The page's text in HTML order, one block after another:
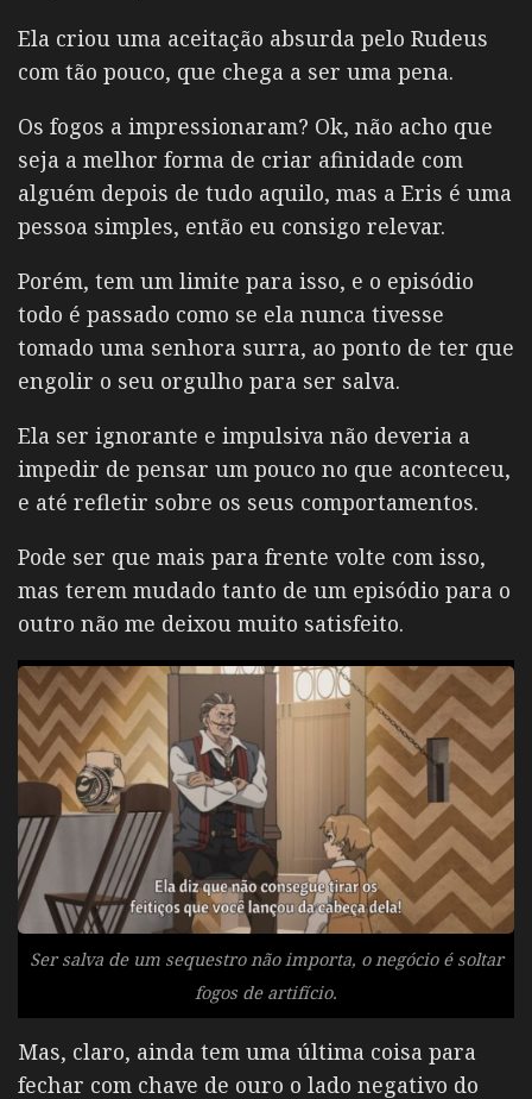
Ela criou uma aceitação absurda pelo Rudeus
com tão pouco, que chega a ser uma pena.
Os fogos a impressionaram? Ok, não acho que
seja a melhor forma de criar afinidade com
alguém depois de tudo aquilo, mas a Eris é uma
pessoa simples, então eu consigo relevar.
Porém, tem um limite para isso, e o episódio
todo é passado como se ela nunca tivesse
tomado uma senhora surra, ao ponto de ter que
engolir o seu orgulho para ser salva.
Ela ser ignorante e impulsiva não deveria a
impedir de pensar um pouco no que aconteceu,
e até refletir sobre os seus comportamentos.
Pode ser que mais para frente volte com isso,
mas terem mudado tanto de um episódio para o
outro não me deixou muito satisfeito.
Ser salva de um sequestro não importa, o negócio é soltar
fogos de artifício.
Mas, claro, ainda tem uma última coisa para
fechar com chave de ouro o lado negativo do